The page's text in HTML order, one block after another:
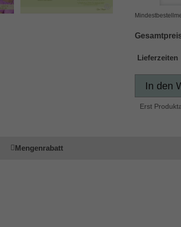
Lieferzeiten
In den
Erst
Mengenrabatt